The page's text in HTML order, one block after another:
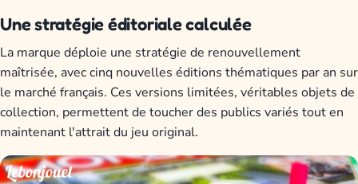
Une stratégie éditoriale calculée
La marque déploie une stratégie de renouvellement
maîtrisée, avec cinq nouvelles éditions thématiques par an sur
le marché français. Ces versions limitées, véritables objets de
collection, permettent de toucher des publics variés tout en
maintenant l'attrait du jeu original.